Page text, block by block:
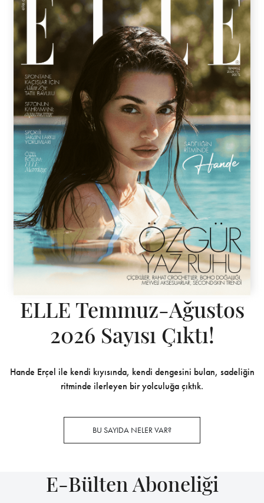
ELLE Temmuz-Ağustos
2026 Sayısı Çıktı!
Hande Erçel ile kendi kıyısında, kendi dengesini bulan, sadeliğin
ritminde ilerleyen bir yolculuğa çıktık.
BU SAYIDA NELER VAR?
E-Bülten Aboneliği